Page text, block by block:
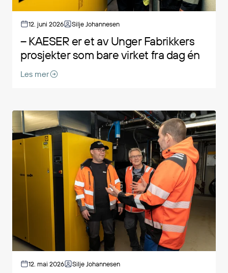
12. juni 2026 Silje Johannesen
– KAESER er et av Unger Fabrikkers
prosjekter som bare virket fra dag én
Les mer
12. mai 2026 Silje Johannesen